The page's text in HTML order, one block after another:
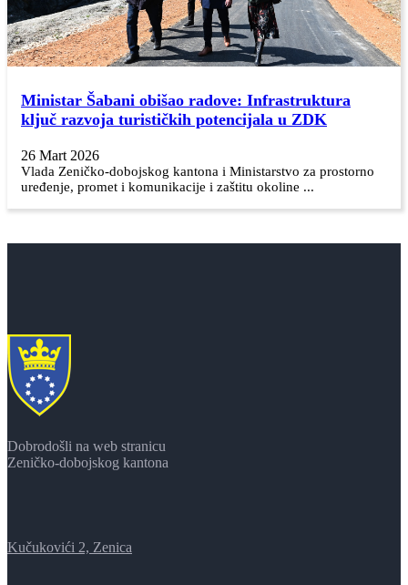
Ministar Šabani obišao radove: Infrastruktura
ključ razvoja turističkih potencijala u ZDK
26 Mart 2026
Vlada Zeničko-dobojskog kantona i Ministarstvo za prostorno
uređenje, promet i komunikacije i zaštitu okoline ...
Dobrodošli na web stranicu
Zeničko-dobojskog kantona
Kučukovići 2, Zenica